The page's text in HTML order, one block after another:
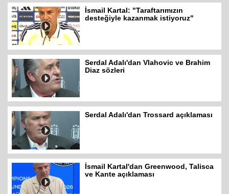
İsmail Kartal: "Taraftarımızın
desteğiyle kazanmak istiyoruz"
Serdal Adalı'dan Vlahovic ve Brahim
Diaz sözleri
Serdal Adalı'dan Trossard açıklaması
İsmail Kartal'dan Greenwood, Talisca
ve Kante açıklaması